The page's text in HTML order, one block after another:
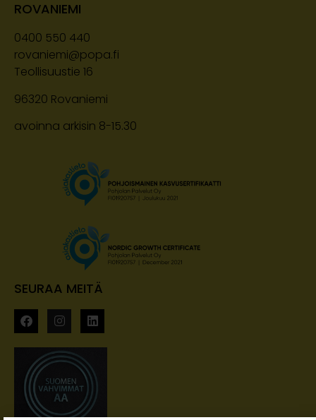
ROVANIEMI
0400 550 440
rovaniemi@popa.fi
Teollisuustie 16
96320 Rovaniemi
avoinna arkisin 8-15.30
SEURAA MEITÄ